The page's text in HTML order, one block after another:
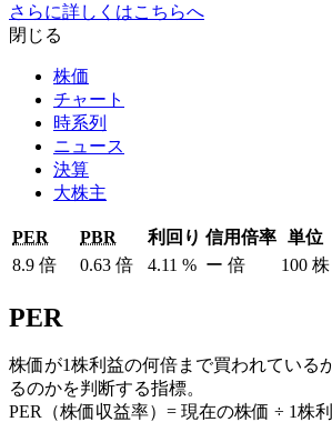
さらに詳しくはこちらへ
閉じる
株価
チャート
時系列
ニュース
決算
大株主
PER PBR 利回り 信用倍率 単位
8.9 倍 0.63 倍 4.11 % ー 倍 100 株
PER
株価が1株利益の何倍まで買われている
るのかを判断する指標。
PER（株価収益率）= 現在の株価 ÷ 1株利